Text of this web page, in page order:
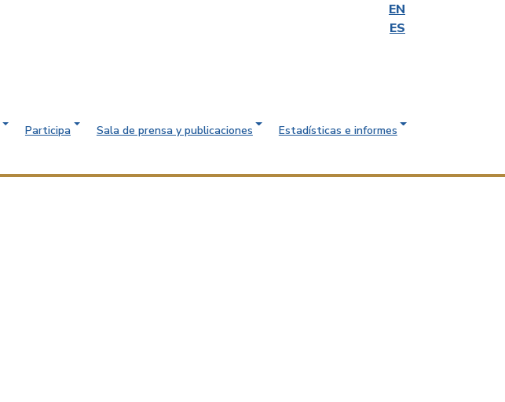
EN
ES
Participa Sala de prensa y publicaciones
Estadísticas e informes